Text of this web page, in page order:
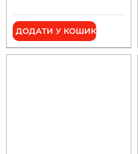
ДОДАТИ У КОШИК